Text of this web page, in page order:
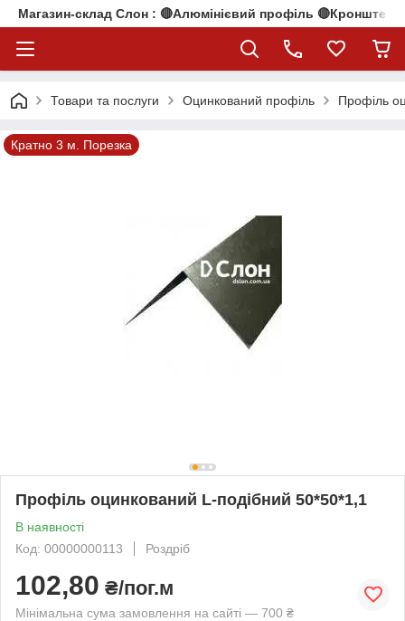
Магазин-склад Слон : 🔴Алюмінієвий профіль
Товари та послуги Оцинкований профіль Профіль
Кратно 3 м. Порезка
Профіль оцинкований L-подібний 50*50*1,1
В наявності
Код: 00000000113
Роздріб
102,80 ₴/пог.м
Мінімальна сума замовлення на сайті — 700 ₴